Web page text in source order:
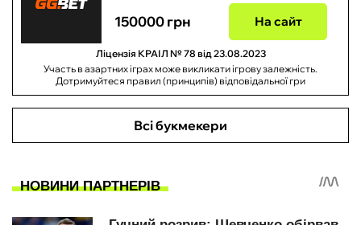
150000 грн На сайт
Ліцензія КРАІЛ № 78 від 23.08.2023
Участь в азартних іграх може викликати ігрову залежність.
Дотримуйтеся правил (принципів) відповідальної гри
Всі букмекери